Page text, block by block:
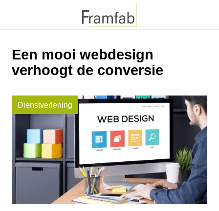
Een mooi webdesign
verhoogt de conversie
Dienstverlening